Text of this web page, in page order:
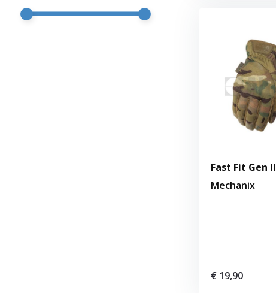
Fast Fit Gen
Mechanix
€ 19,90